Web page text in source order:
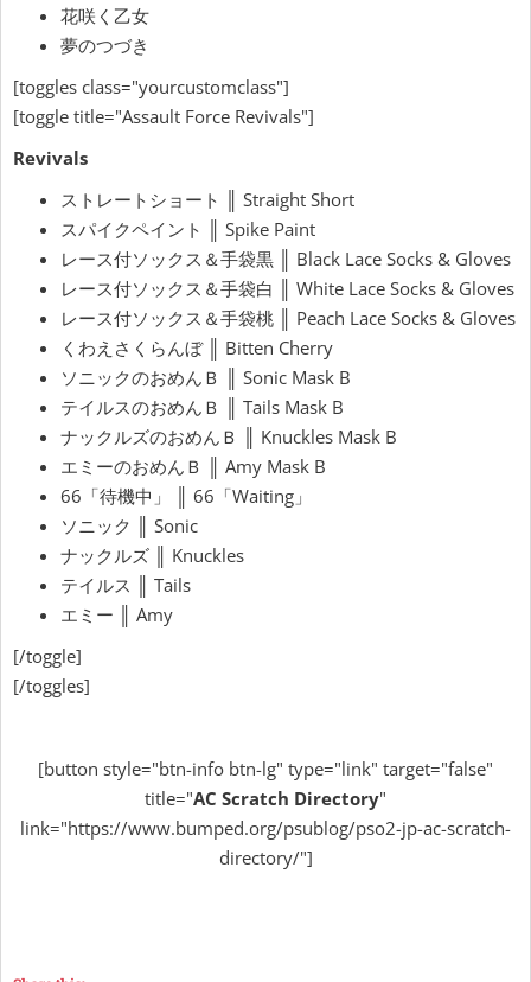
花咲く乙女
夢のつづき
[toggles class="yourcustomclass"]
[toggle title="Assault Force Revivals"]
Revivals
ストレートショート ║ Straight Short
スパイクペイント ║ Spike Paint
レース付ソックス＆手袋黒 ║ Black Lace Socks & Gloves
レース付ソックス＆手袋白 ║ White Lace Socks & Gloves
レース付ソックス＆手袋桃 ║ Peach Lace Socks & Gloves
くわえさくらんぼ ║ Bitten Cherry
ソニックのおめんＢ ║ Sonic Mask B
テイルスのおめんＢ ║ Tails Mask B
ナックルズのおめんＢ ║ Knuckles Mask B
エミーのおめんＢ ║ Amy Mask B
66「待機中」 ║ 66「Waiting」
ソニック ║ Sonic
ナックルズ ║ Knuckles
テイルス ║ Tails
エミー ║ Amy
[/toggle]
[/toggles]
[button style="btn-info btn-lg" type="link" target="false"
title="AC Scratch Directory"
link="https://www.bumped.org/psublog/pso2-jp-ac-scratch-
directory/"]